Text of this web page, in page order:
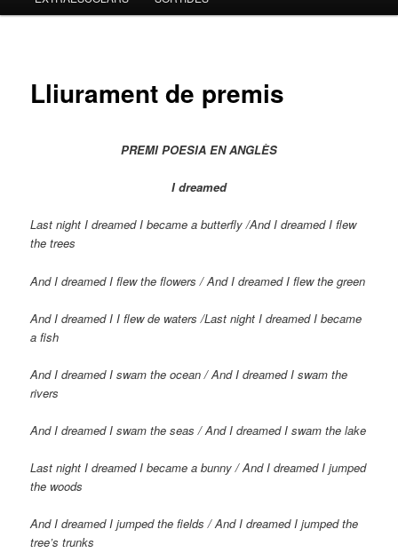
Lliurament de premis
PREMI POESIA EN ANGLÈS
I dreamed
Last night I dreamed I became a butterfly /And I dreamed I flew
the trees
And I dreamed I flew the flowers /And I dreamed I flew the green
And I dreamed I I flew de waters /Last night I dreamed I became
a fish
And I dreamed I swam the ocean /And I dreamed I swam the
rivers
And I dreamed I swam the seas /And I dreamed I swam the lake
Last night I dreamed I became a bunny /And I dreamed I jumped
the woods
And I dreamed I jumped the fields /And I dreamed I jumped the
tree’s trunks